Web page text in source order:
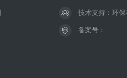
技术支持： 环保
备案号：